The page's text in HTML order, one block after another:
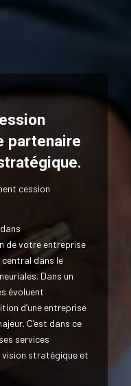
partenaire
cession
de votre entreprise
dans le
Dans un
évoluent
d’une entreprise
C’est dans ce
services
stratégique et